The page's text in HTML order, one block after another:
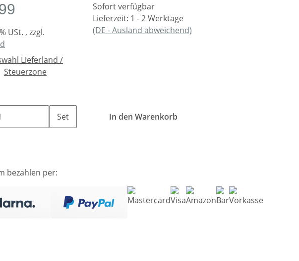
USt. , zzgl.
Lieferland /
Steuerzone
Sofort verfügbar
Lieferzeit: 1 - 2 Werktage
(DE - Ausland abweichend)
Set In den Warenkorb
bezahlen per: